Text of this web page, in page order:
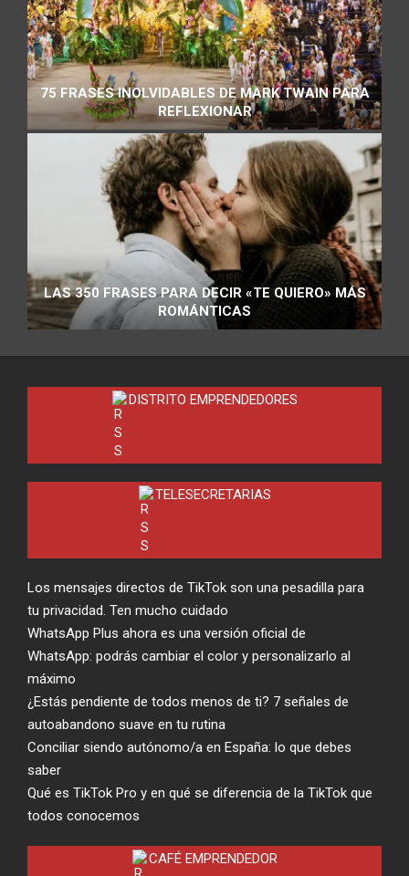
75 FRASES INOLVIDABLES DE MARK TWAIN PARA
REFLEXIONAR
LAS 350 FRASES PARA DECIR «TE QUIERO» MÁS
ROMÁNTICAS
DISTRITO EMPRENDEDORES
TELESECRETARIAS
Los mensajes directos de TikTok son una pesadilla para
tu privacidad. Ten mucho cuidado
WhatsApp Plus ahora es una versión oficial de
WhatsApp: podrás cambiar el color y personalizarlo al
máximo
¿Estás pendiente de todos menos de ti? 7 señales de
autoabandono suave en tu rutina
Conciliar siendo autónomo/a en España: lo que debes
saber
Qué es TikTok Pro y en qué se diferencia de la TikTok que
todos conocemos
CAFÉ EMPRENDEDOR